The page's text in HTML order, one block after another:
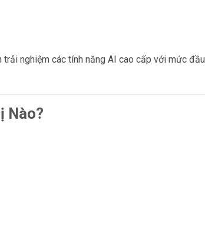
nghiệm các tính năng AI cao cấp với mức đầu
Nào?